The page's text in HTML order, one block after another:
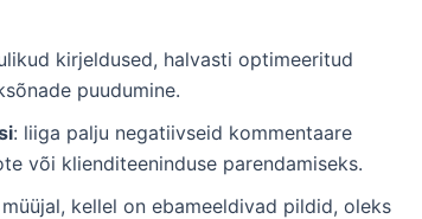
kirjeldused, halvasti optimeeritud
puudumine.
: liiga palju negatiivseid kommentaare
või klienditeeninduse parendamiseks.
müüjal, kellel on ebameeldivad pildid, oleks